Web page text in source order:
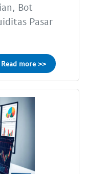
Bot
Pasar
Read more >>